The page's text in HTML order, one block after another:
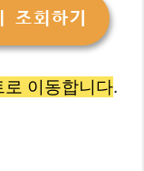
회하기
이동합니다.